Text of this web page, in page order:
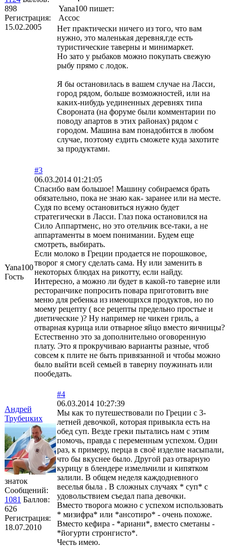
898
Регистрация:
15.02.2005
Yana100 пишет:
Ассос
Нет практически ничего из того, что вам
нужно, это маленькая деревня,где есть
туристические таверны и минимаркет.
Но зато у рыбаков можно покупать свежую
рыбу прямо с лодок.
Я бы остановилась в вашем случае на Ласси,
город рядом, больше возможностей, или на
каких-нибудь уединенных деревнях типа
Свороната (на форуме были комментарии по
поводу апартов в этих районах) рядом с
городом. Машина вам понадобится в любом
случае, поэтому ездить сможете куда захотите
за продуктами.
Yana100
Гость
#3
06.03.2014 01:21:05
Спасибо вам большое! Машину собираемся брать
обязательно, пока не знаю как- заранее или на месте.
Судя по всему остановиться нужно будет
стратегически в Ласси. Глаз пока остановился на
Сило Аппартменс, но это отельчик все-таки, а не
аппартаменты в моем понимании. Будем еще
смотреть, выбирать.
Если молоко в Греции продается не порошковое,
творог я смогу сделать сама. Ну или заменить в
некоторых блюдах на рикотту, если найду.
Интересно, а можно ли будет в какой-то таверне или
ресторанчике попросить повара приготовить вне
меню для ребенка из имеющихся продуктов, но по
моему рецепту ( все рецепты предельно простые и
диетические )? Ну например не чикен гриль, а
отварная курица или отварное яйцо вместо яичницы?
Естественно это за дополнительно оговоренную
плату. Это я прокручиваю варианты разные, чтоб
совсем к плите не быть привязанной и чтобы можно
было выйти всей семьей в таверну поужинать или
пообедать.
Андрей
Трубецких
знаток
Сообщений:
1081 Баллов:
626
Регистрация:
18.07.2010
#4
06.03.2014 10:27:39
Мы как то путешествовали по Греции с 3-
летней девочкой, которая привыкла есть на
обед суп. Везде греки пытались нам с этим
помочь, правда с переменным успехом. Один
раз, к примеру, перца в своё изделие насыпали,
что бы вкуснее было. Другой раз отварную
курицу в блендере измельчили и кипятком
залили. В общем неделя каждодневного
веселья была . В сложных случаях * суп* с
удовольствием съедал папа девочки.
Вместо творога можно с успехом использовать
* мизифра* или *ансотиро* - очень похоже.
Вместо кефира - *ариани*, вместо сметаны -
*йогурти стронгисто*.
Честь имею.